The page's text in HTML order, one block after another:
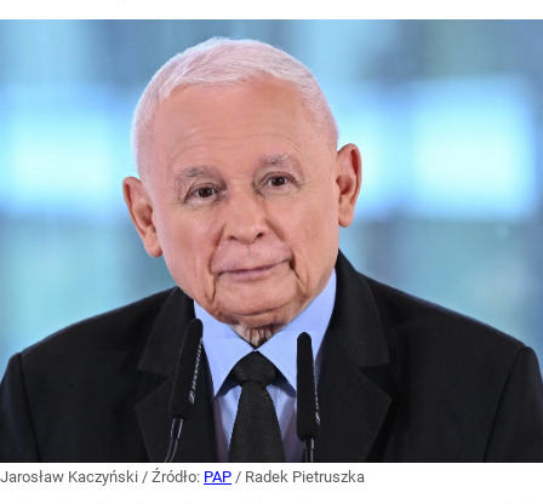
Jarosław Kaczyński / Źródło: PAP / Radek Pietruszka